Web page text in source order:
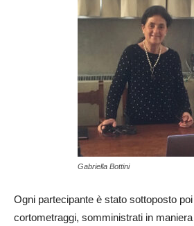
Gabriella Bottini
Ogni partecipante è stato sottoposto
cortometraggi, somministrati in